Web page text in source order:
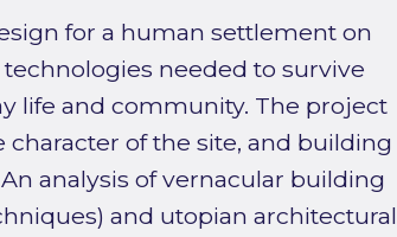
for a human settlement on
needed to survive
life and community. The project
of the site, and building
analysis of vernacular building
and utopian architectural